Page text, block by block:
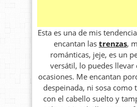
Esta es una de mis
encantan las trenzas,
románticas, jeje, es un
versátil, lo puedes llevar
ocasiones. Me encantan
despeinada, ni sosa como
con el cabello suelto y